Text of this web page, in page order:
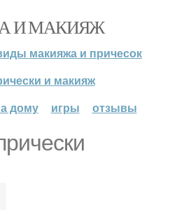
И МАКИЯЖ
макияжа и причесок
и макияж
дому
игры отзывы